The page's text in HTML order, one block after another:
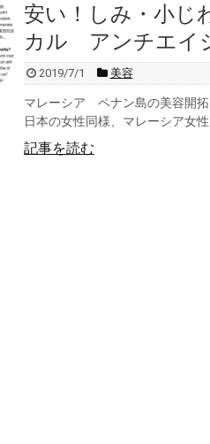
安い！しみ・小
カル アンチエイ
2019/7/1 美容
マレーシア ペナン島の美容開拓
日本の女性同様、マレーシア女
記事を読む